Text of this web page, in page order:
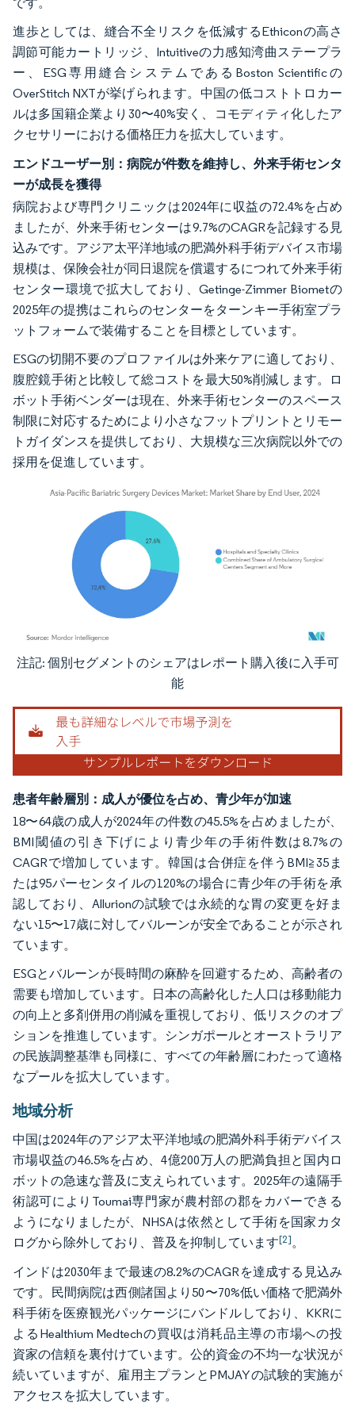
進歩としては、縫合不全リスクを低減するEthiconの高さ
調節可能カートリッジ、Intuitiveの力感知湾曲ステープラ
ー、ESG専用縫合システムであるBoston Scientificの
OverStitch NXTが挙げられます。中国の低コストトロカー
ルは多国籍企業より30〜40%安く、コモディティ化したア
クセサリーにおける価格圧力を拡大しています。
エンドユーザー別：病院が件数を維持し、外来手術センタ
ーが成長を獲得
病院および専門クリニックは2024年に収益の72.4%を占め
ましたが、外来手術センターは9.7%のCAGRを記録する見
込みです。アジア太平洋地域の肥満外科手術デバイス市場
規模は、保険会社が同日退院を償還するにつれて外来手術
センター環境で拡大しており、Getinge-Zimmer Biometの
2025年の提携はこれらのセンターをターンキー手術室プラ
ットフォームで装備することを目標としています。
ESGの切開不要のプロファイルは外来ケアに適しており、
腹腔鏡手術と比較して総コストを最大50%削減します。ロ
ボット手術ベンダーは現在、外来手術センターのスペース
制限に対応するためにより小さなフットプリントとリモー
トガイダンスを提供しており、大規模な三次病院以外での
採用を促進しています。
画像 © Mordor Intelligence。再利用にはCC BY 4.0の表示が必要です。
注記: 個別セグメントのシェアはレポート購入後に入手可
能
患者年齢層別：成人が優位を占め、青少年が加速
18〜64歳の成人が2024年の件数の45.5%を占めましたが、
BMI閾値の引き下げにより青少年の手術件数は8.7%の
CAGRで増加しています。韓国は合併症を伴うBMI≧35ま
たは95パーセンタイルの120%の場合に青少年の手術を承
認しており、Allurionの試験では永続的な胃の変更を好ま
ない15〜17歳に対してバルーンが安全であることが示され
ています。
ESGとバルーンが長時間の麻酔を回避するため、高齢者の
需要も増加しています。日本の高齢化した人口は移動能力
の向上と多剤併用の削減を重視しており、低リスクのオプ
ションを推進しています。シンガポールとオーストラリア
の民族調整基準も同様に、すべての年齢層にわたって適格
なプールを拡大しています。
地域分析
中国は2024年のアジア太平洋地域の肥満外科手術デバイス
市場収益の46.5%を占め、4億200万人の肥満負担と国内ロ
ボットの急速な普及に支えられています。2025年の遠隔手
術認可によりToumai専門家が農村部の郡をカバーできる
ようになりましたが、NHSAは依然として手術を国家カタ
ログから除外しており、普及を抑制しています[2]。
インドは2030年まで最速の8.2%のCAGRを達成する見込み
です。民間病院は西側諸国より50〜70%低い価格で肥満外
科手術を医療観光パッケージにバンドルしており、KKRに
よるHealthium Medtechの買収は消耗品主導の市場への投
資家の信頼を裏付けています。公的資金の不均一な状況が
続いていますが、雇用主プランとPMJAYの試験的実施が
アクセスを拡大しています。